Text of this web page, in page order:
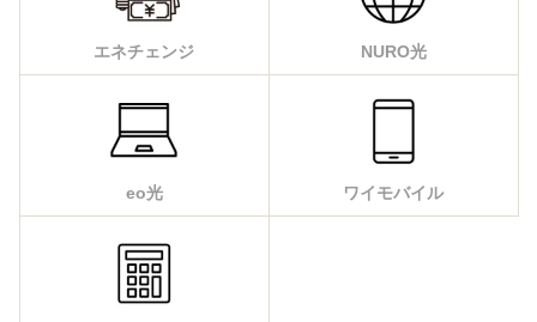
エネチェンジ NURO光
eo光 ワイモバイル